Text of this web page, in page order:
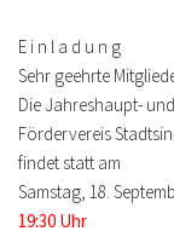
E i n l a d u n g
Sehr geehrte
Die Jahreshaupt-
Fördervereis
findet statt am
Samstag, 18.
19:30 Uhr